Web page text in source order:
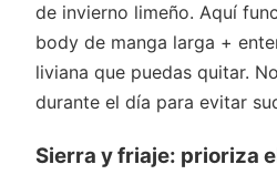
de invierno limeño. Aquí
body de manga larga +
liviana que puedas quitar.
durante el día para evitar
Sierra y friaje: prioriza